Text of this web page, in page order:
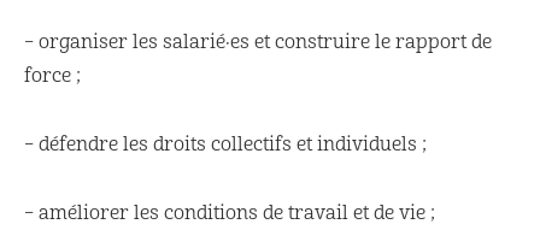
– organiser les salarié·es et construire le rapport de
force ;
– défendre les droits collectifs et individuels ;
– améliorer les conditions de travail et de vie ;